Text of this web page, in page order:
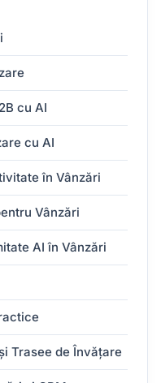
cu AI
cu AI
în Vânzări
Vânzări
AI în Vânzări
Trasee de Învățare